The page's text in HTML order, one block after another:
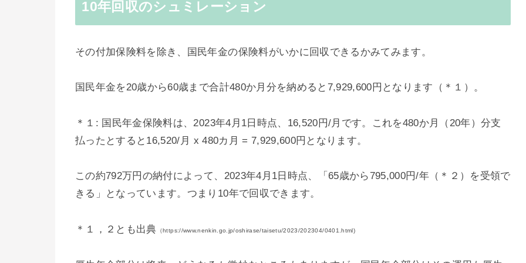
10年回収のシュミレーション
その付加保険料を除き、国民年金の保険料がいかに回収できるかみてみます。
国民年金を20歳から60歳まで合計480か月分を納めると7,929,600円となります（＊１）。
＊１: 国民年金保険料は、2023年4月1日時点、16,520円/月です。これを480か月（20年）分支
払ったとすると16,520/月 x 480カ月 = 7,929,600円となります。
この約792万円の納付によって、2023年4月1日時点、「65歳から795,000円/年（＊２）を受領で
きる」となっています。つまり10年で回収できます。
＊１，２とも出典 （https://www.nenkin.go.jp/oshirase/taisetu/2023/202304/0401.html)